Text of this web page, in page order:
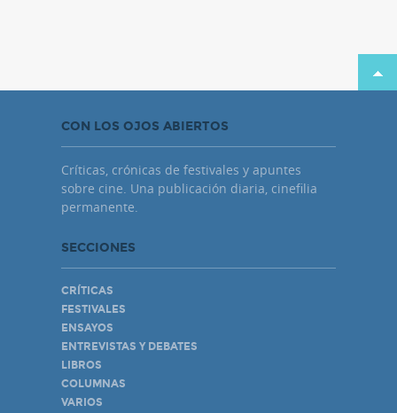
CON LOS OJOS ABIERTOS
Críticas, crónicas de festivales y apuntes
sobre cine. Una publicación diaria, cinefilia
permanente.
SECCIONES
CRÍTICAS
FESTIVALES
ENSAYOS
ENTREVISTAS Y DEBATES
LIBROS
COLUMNAS
VARIOS